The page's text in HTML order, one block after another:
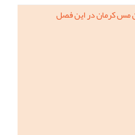
مس کرمان در این فصل